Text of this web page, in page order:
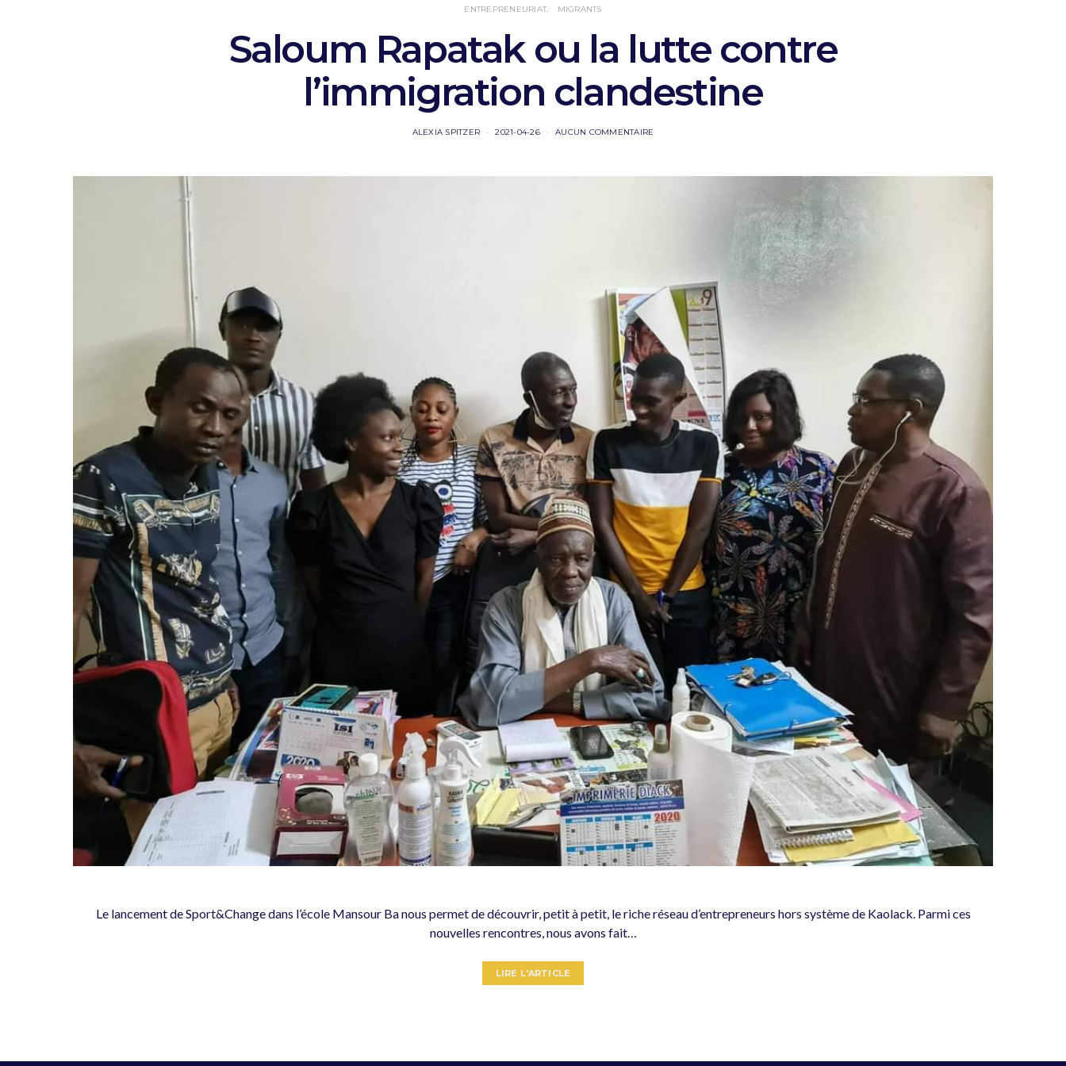
ENTREPRENEURIAT MIGRANTS
Saloum Rapatak ou la lutte contre
l’immigration clandestine
ALEXIA SPITZER 2021-04-26 AUCUN COMMENTAIRE
Le lancement de Sport&Change dans l’école Mansour Ba nous permet de découvrir, petit à petit, le riche réseau d’entrepreneurs hors système de Kaolack. Parmi ces
nouvelles rencontres, nous avons fait…
LIRE L'ARTICLE